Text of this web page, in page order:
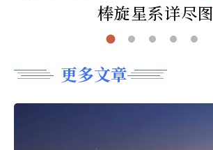
棒旋星系详尽图
更多文章